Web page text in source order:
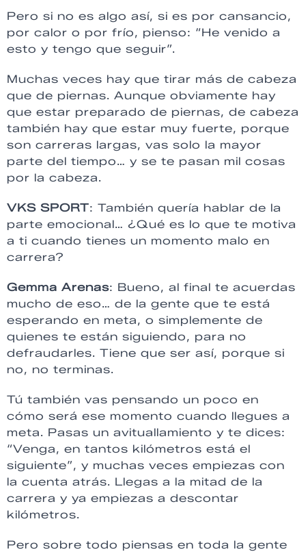
Pero si no es algo así, si es por cansancio,
por calor o por frío, pienso: “He venido a
esto y tengo que seguir”.
Muchas veces hay que tirar más de cabeza
que de piernas. Aunque obviamente hay
que estar preparado de piernas, de cabeza
también hay que estar muy fuerte, porque
son carreras largas, vas solo la mayor
parte del tiempo… y se te pasan mil cosas
por la cabeza.
VKS SPORT: También quería hablar de la
parte emocional… ¿Qué es lo que te motiva
a ti cuando tienes un momento malo en
carrera?
Gemma Arenas: Bueno, al final te acuerdas
mucho de eso… de la gente que te está
esperando en meta, o simplemente de
quienes te están siguiendo, para no
defraudarles. Tiene que ser así, porque si
no, no terminas.
Tú también vas pensando un poco en
cómo será ese momento cuando llegues a
meta. Pasas un avituallamiento y te dices:
“Venga, en tantos kilómetros está el
siguiente”, y muchas veces empiezas con
la cuenta atrás. Llegas a la mitad de la
carrera y ya empiezas a descontar
kilómetros.
Pero sobre todo piensas en toda la gente